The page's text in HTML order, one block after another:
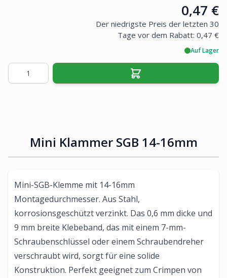
Price:
0,47 €
Der niedrigste Preis der letzten 30
Tage vor dem Rabatt: 0,47 €
Auf Lager
Menge
Mini Klammer SGB 14-16mm
Mini-SGB-Klemme mit 14-16mm
Montagedurchmesser. Aus Stahl,
korrosionsgeschützt verzinkt. Das 0,6 mm dicke und
9 mm breite Klebeband, das mit einem 7-mm-
Schraubenschlüssel oder einem Schraubendreher
verschraubt wird, sorgt für eine solide
Konstruktion. Perfekt geeignet zum Crimpen von